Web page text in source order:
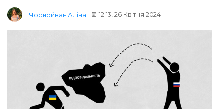
Чорнойван Аліна 12:13, 26 Квітня 2024